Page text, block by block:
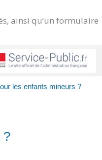
ainsi qu’un formulaire
les enfants mineurs ?
?